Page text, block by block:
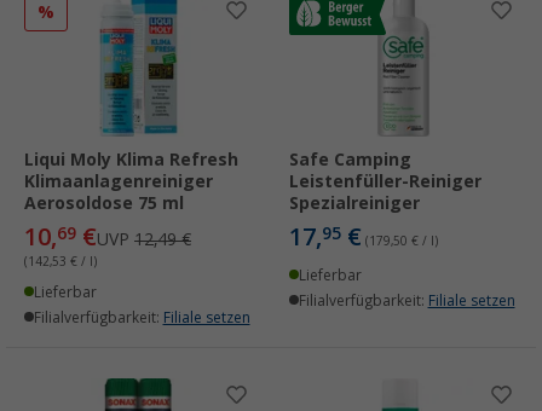
%
Liqui Moly Klima Refresh
Klimaanlagenreiniger
Aerosoldose 75 ml
10,69 €UVP 12,49 €
(142,53 € / l)
Lieferbar
Filialverfügbarkeit: Filiale setzen
Safe Camping
Leistenfüller-Reiniger
Spezialreiniger
17,95 € (179,50 € / l)
Lieferbar
Filialverfügbarkeit: Filiale setzen